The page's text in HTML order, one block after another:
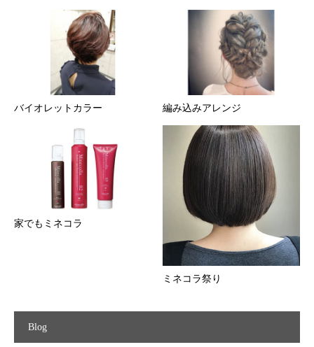
バイオレットカラー 編み込みアレンジ
家でもミネコラ
ミネコラ祭り
Blog